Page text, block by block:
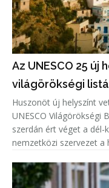
Az UNESCO 25 új
világörökségi
Huszonöt új helyszínt
UNESCO Világörökségi
szerdán ért véget a
nemzetközi szervezet a